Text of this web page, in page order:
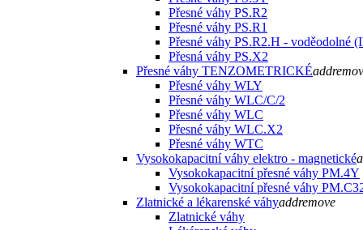
Přesné váhy PS.R2
Přesné váhy PS.R1
Přesné váhy PS.R2.H - voděodolné
Přesná váhy PS.X2
Přesné váhy TENZOMETRICKÉadd
Přesné váhy WLY
Přesné váhy WLC/C/2
Přesné váhy WLC
Přesné váhy WLC.X2
Přesné váhy WTC
Vysokokapacitní váhy elektro - magnetické
Vysokokapacitní přesné váhy PM.4Y
Vysokokapacitní přesné váhy
Zlatnické a lékarenské váhyaddremove
Zlatnické váhy